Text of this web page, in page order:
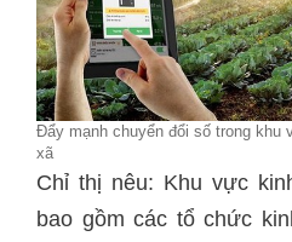
Đẩy mạnh chuyển đổi số trong
xã
Chỉ thị nêu: Khu vực
bao gồm các tổ chức